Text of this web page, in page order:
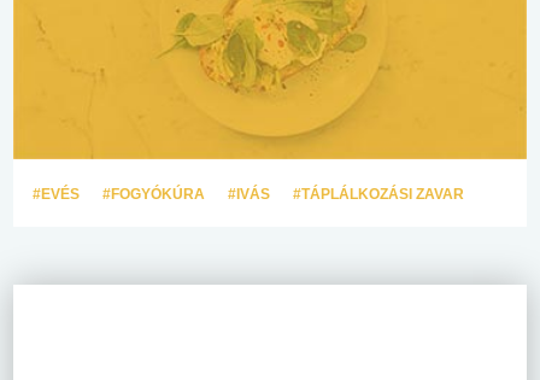
#EVÉS #FOGYÓKÚRA #IVÁS #TÁPLÁLKOZÁSI ZAVAR